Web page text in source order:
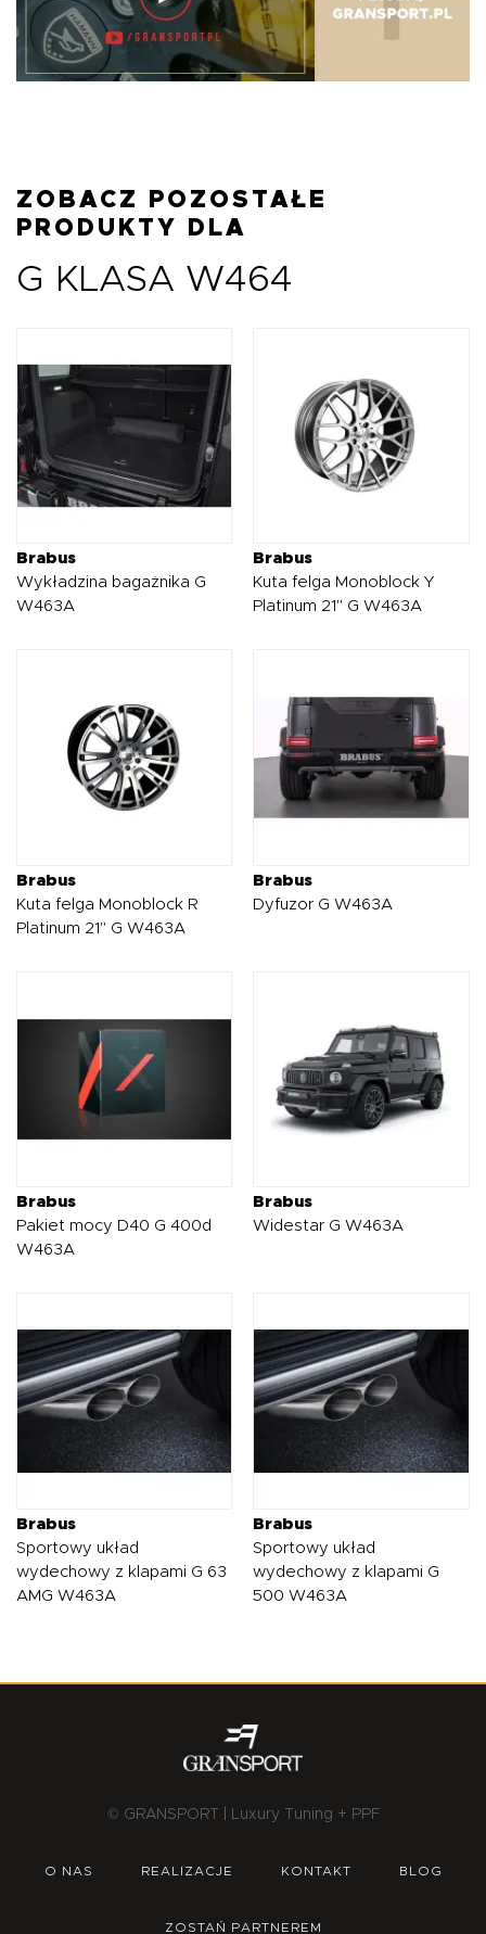
ZOBACZ POZOSTAŁE
PRODUKTY DLA
G KLASA W464
Brabus
Wykładzina bagażnika G
W463A
Brabus
Kuta felga Monoblock Y
Platinum 21" G W463A
Brabus
Kuta felga Monoblock R
Platinum 21" G W463A
Brabus
Dyfuzor G W463A
Brabus
Pakiet mocy D40 G 400d
W463A
Brabus
Widestar G W463A
Brabus
Sportowy układ
wydechowy z klapami G 63
AMG W463A
Brabus
Sportowy układ
wydechowy z klapami G
500 W463A
© GRANSPORT | Luxury Tuning + PPF
O NAS REALIZACJE KONTAKT BLOG
ZOSTAŃ PARTNEREM